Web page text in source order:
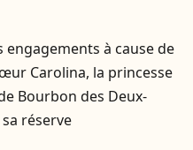
engagements à cause de
Carolina, la princesse
Bourbon des Deux-
réserve